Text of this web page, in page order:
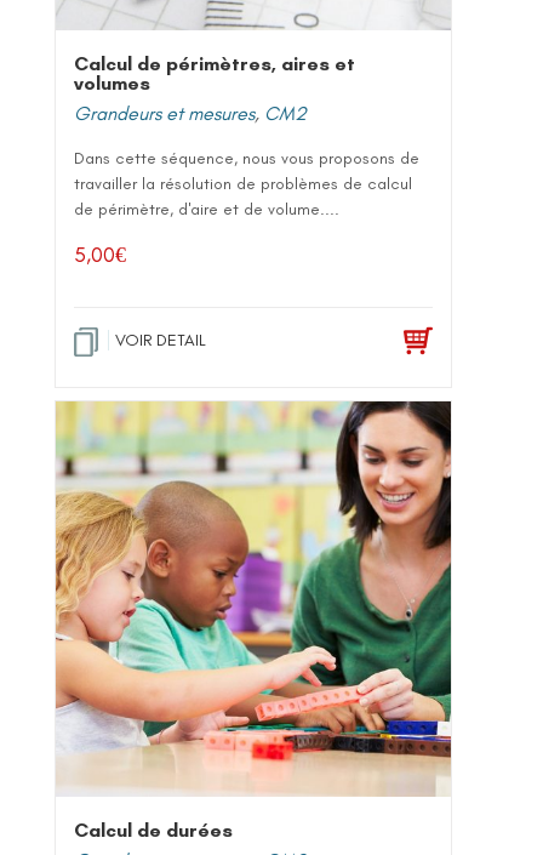
Calcul de périmètres, aires et
volumes
Grandeurs et mesures, CM2
Dans cette séquence, nous vous proposons de
travailler la résolution de problèmes de calcul
de périmètre, d'aire et de volume....
5,00€
VOIR DETAIL
Calcul de durées